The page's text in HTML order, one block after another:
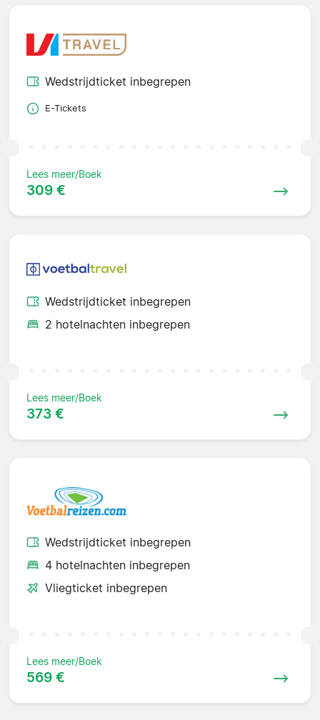
Wedstrijdticket inbegrepen
E-Tickets
Lees meer/Boek
309 €
Wedstrijdticket inbegrepen
2 hotelnachten inbegrepen
Lees meer/Boek
373 €
Wedstrijdticket inbegrepen
4 hotelnachten inbegrepen
Vliegticket inbegrepen
Lees meer/Boek
569 €